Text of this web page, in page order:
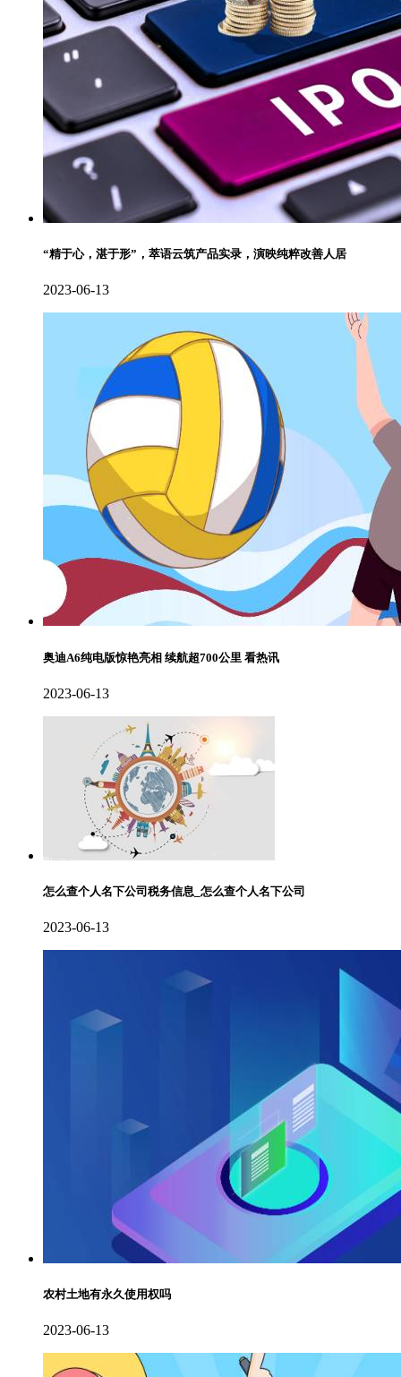
“精于心，湛于形”，萃语云筑产品实录，演映纯粹改善人居
2023-06-13
奥迪A6纯电版惊艳亮相 续航超700公里 看热讯
2023-06-13
怎么查个人名下公司税务信息_怎么查个人名下公司
2023-06-13
农村土地有永久使用权吗
2023-06-13